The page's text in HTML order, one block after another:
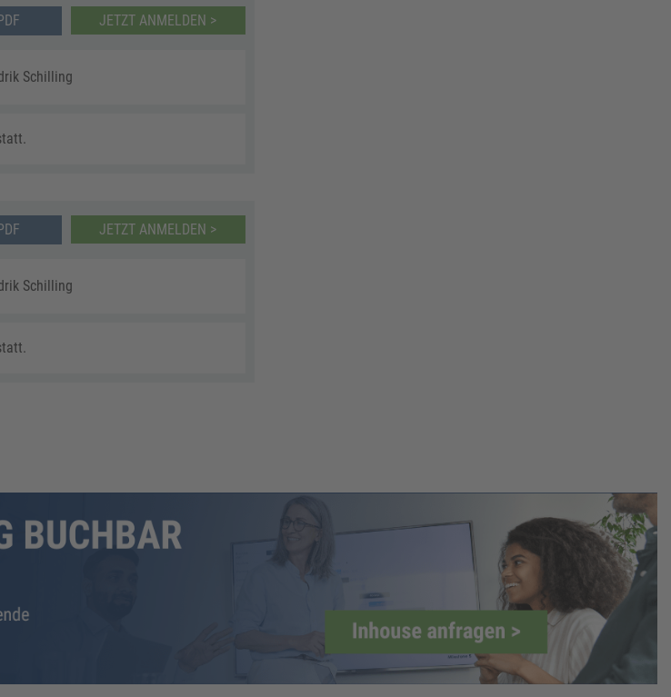
JETZT ANMELDEN >
Schilling
JETZT ANMELDEN >
Schilling